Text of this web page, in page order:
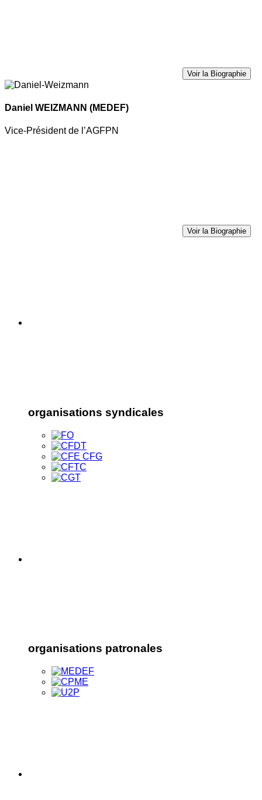
Voir la Biographie
Daniel WEIZMANN (MEDEF)
Vice-Président de l’AGFPN
Voir la Biographie
organisations syndicales
organisations patronales